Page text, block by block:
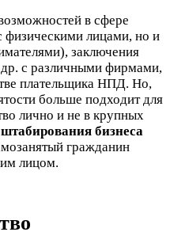
в сфере
физическими лицами, но и
заключения
с различными фирмами,
плательщика НПД. Но,
больше подходит для
лично и не в крупных
бизнеса
гражданин
лицом.